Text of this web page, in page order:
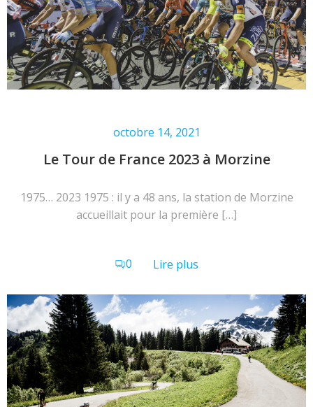
octobre 14, 2021
Le Tour de France 2023 à Morzine
1975… 2023 1975 : il y a 48 ans, la station de Morzine
accueillait pour la première […]
0 Lire plus